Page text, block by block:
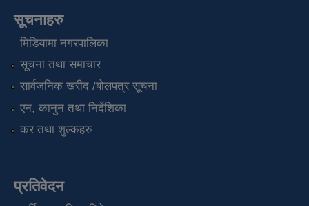
सूचनाहरु
मिडियामा नगरपालिका
सूचना तथा समाचार
सार्वजनिक खरीद /बोलपत्र सूचना
एन, कानुन तथा निर्देशिका
कर तथा शुल्कहरु
प्रतिवेदन